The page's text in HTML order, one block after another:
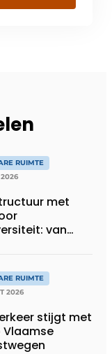
RUIMTE
met
van
RUIMTE
2026
stijgt met
Vlaamse